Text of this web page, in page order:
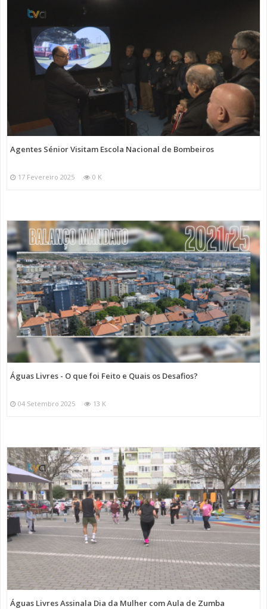
Agentes Sénior Visitam Escola Nacional de Bombeiros
17 Fevereiro 2025 0 K
Águas Livres - O que foi Feito e Quais os Desafios?
04 Setembro 2025 13 K
Águas Livres Assinala Dia da Mulher com Aula de Zumba